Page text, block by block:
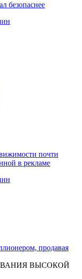
безопаснее
почти
в рекламе
продавая
ВЫСОКОЙ